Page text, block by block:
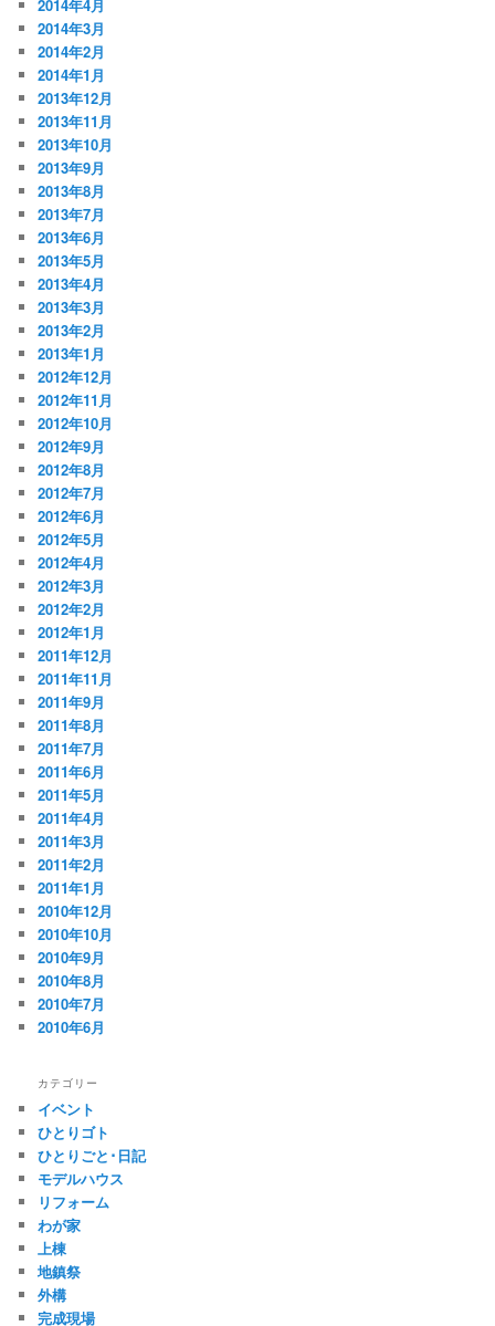
2014年4月
2014年3月
2014年2月
2014年1月
2013年12月
2013年11月
2013年10月
2013年9月
2013年8月
2013年7月
2013年6月
2013年5月
2013年4月
2013年3月
2013年2月
2013年1月
2012年12月
2012年11月
2012年10月
2012年9月
2012年8月
2012年7月
2012年6月
2012年5月
2012年4月
2012年3月
2012年2月
2012年1月
2011年12月
2011年11月
2011年9月
2011年8月
2011年7月
2011年6月
2011年5月
2011年4月
2011年3月
2011年2月
2011年1月
2010年12月
2010年10月
2010年9月
2010年8月
2010年7月
2010年6月
カテゴリー
イベント
ひとりゴト
ひとりごと･日記
モデルハウス
リフォーム
わが家
上棟
地鎮祭
外構
完成現場